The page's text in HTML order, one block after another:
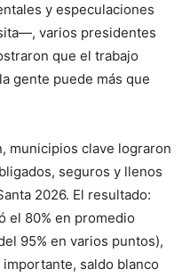
y especulaciones
varios presidentes
que el trabajo
gente puede más que
municipios clave lograron
seguros y llenos
2026. El resultado:
el 80% en promedio
95% en varios puntos),
saldo blanco